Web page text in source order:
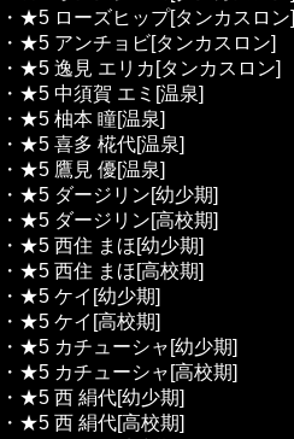
・★5 ローズヒップ[タンカスロン]
・★5 アンチョビ[タンカスロン]
・★5 逸見 エリカ[タンカスロン]
・★5 中須賀 エミ[温泉]
・★5 柚本 瞳[温泉]
・★5 喜多 椛代[温泉]
・★5 鷹見 優[温泉]
・★5 ダージリン[幼少期]
・★5 ダージリン[高校期]
・★5 西住 まほ[幼少期]
・★5 西住 まほ[高校期]
・★5 ケイ[幼少期]
・★5 ケイ[高校期]
・★5 カチューシャ[幼少期]
・★5 カチューシャ[高校期]
・★5 西 絹代[幼少期]
・★5 西 絹代[高校期]